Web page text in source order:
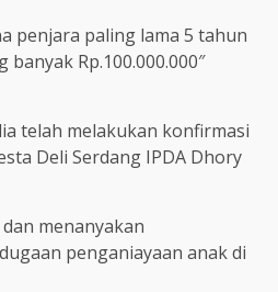
penjara paling lama 5 tahun
Rp.100.000.000″
telah melakukan konfirmasi
Deli Serdang IPDA Dhory
menanyakan
penganiayaan anak di